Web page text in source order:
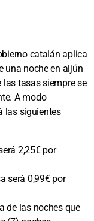
catalán aplica
una noche en aljún
tasas siempre se
A modo
las siguientes
2,25€ por
será 0,99€ por
de las noches que